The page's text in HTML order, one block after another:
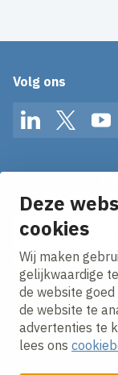
Deze
cookies
Wij maken
gelijkwaardige
de website
de website te
advertenties te
lees ons
Volg ons
LinkedInTwitter
Ontvang onze
E-mailadres
Ik ga akkoord